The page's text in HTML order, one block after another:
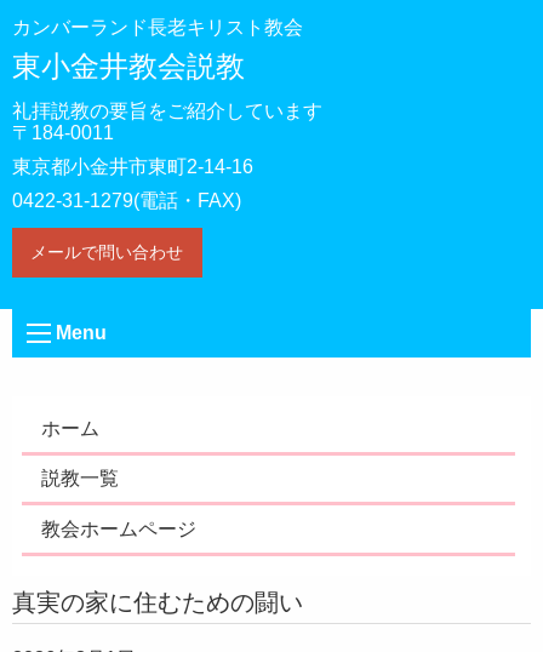
カンバーランド長老キリスト教会
東小金井教会説教
礼拝説教の要旨をご紹介しています
〒184-0011
東京都小金井市東町2-14-16
0422-31-1279(電話・FAX)
メールで問い合わせ
Menu
ホーム
説教一覧
教会ホームページ
真実の家に住むための闘い